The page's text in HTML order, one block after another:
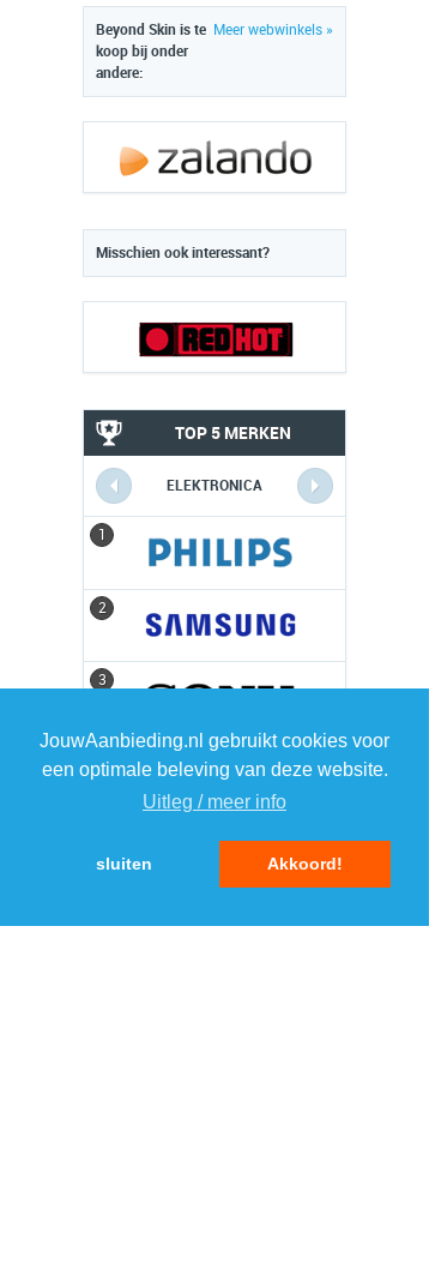
JouwAanbieding.nl gebruikt cookies voor
een optimale beleving van deze website.
Uitleg / meer info
sluiten Akkoord!
Meer webwinkels »
Beyond Skin is te
koop bij onder
andere:
Misschien ook interessant?
TOP 5 MERKEN
ELEKTRONICA
1
2
3
4 4